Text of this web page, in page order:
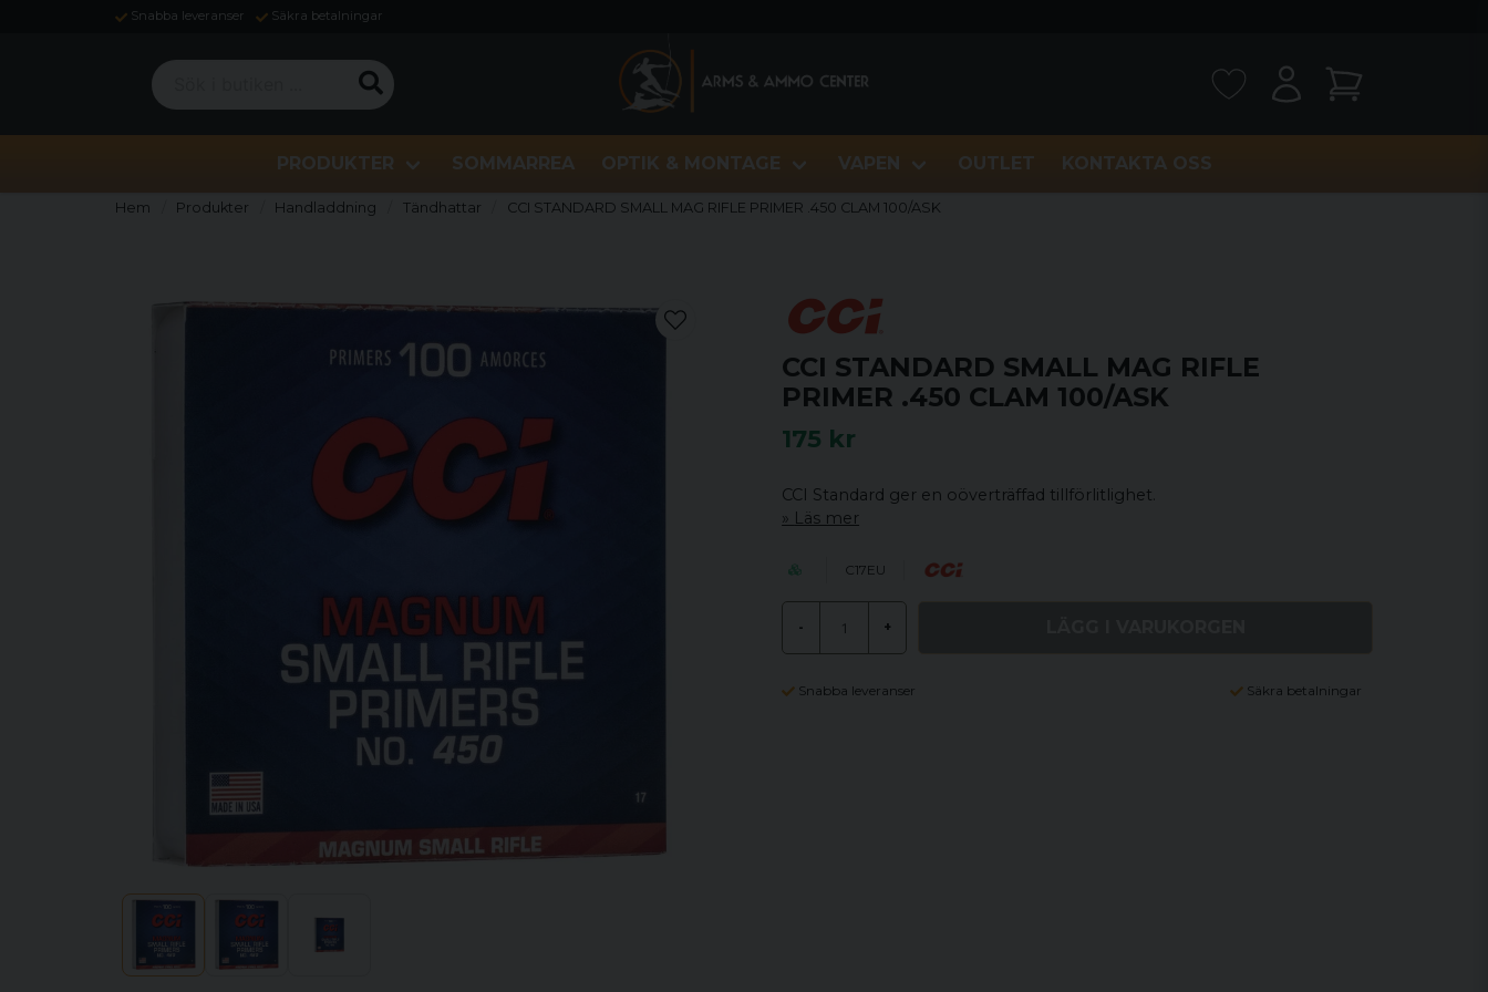
Snabba leveranser Säkra betalningar
Sök i butiken ...
PRODUKTER SOMMARREA OPTIK & MONTAGE VAPEN OUTLET KONTAKTA OSS
Hem Produkter Handladdning Tändhattar CCI STANDARD SMALL MAG RIFLE PRIMER .450 CLAM 100/ASK
CCI STANDARD SMALL MAG RIFLE
PRIMER .450 CLAM 100/ASK
175 kr
CCI Standard ger en oöverträffad tillförlitlighet.
Läs mer
C17EU
- +
Snabba leveranser Säkra betalningar